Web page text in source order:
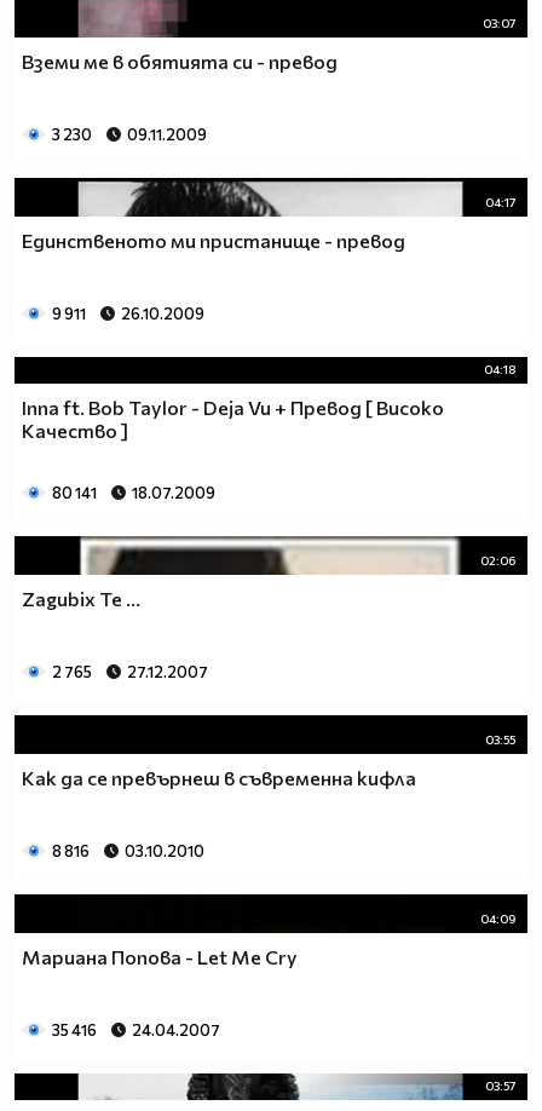
03:07
Вземи ме в обятията си - превод
3 230 09.11.2009
04:17
Единственото ми пристанище - превод
9 911 26.10.2009
04:18
Inna ft. Bob Taylor - Deja Vu + Превод [ Високо
Качество ]
80 141 18.07.2009
02:06
Zagubix Te ...
2 765 27.12.2007
03:55
Как да се превърнеш в съвременна кифла
8 816 03.10.2010
04:09
Мариана Попова - Let Me Cry
35 416 24.04.2007
03:57